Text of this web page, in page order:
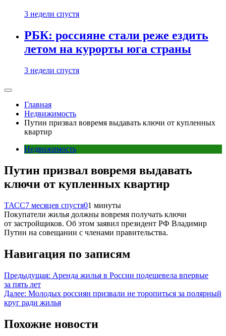
3 недели спустя
РБК: россияне стали реже ездить
летом на курорты юга страны
3 недели спустя
Главная
Недвижимость
Путин призвал вовремя выдавать ключи от купленных
квартир
Недвижимость
Путин призвал вовремя выдавать
ключи от купленных квартир
ТАСС7 месяцев спустя01 минуты
Покупатели жилья должны вовремя получать ключи
от застройщиков. Об этом заявил президент РФ Владимир
Путин на совещании с членами правительства.
Навигация по записям
Предыдущая: Аренда жилья в России подешевела впервые
за пять лет
Далее: Молодых россиян призвали не торопиться за полярный
круг ради жилья
Похожие новости